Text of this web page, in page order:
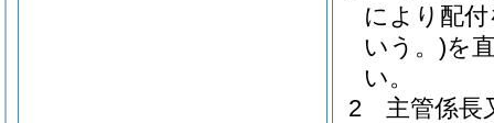
により配
いう。)を
い。
2
主管係長